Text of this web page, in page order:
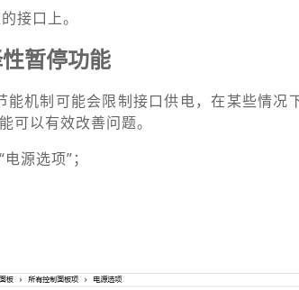
接口上。
暂停功能
机制可能会限制接口供电，在某些情况
可以有效改善问题。
源选项”；